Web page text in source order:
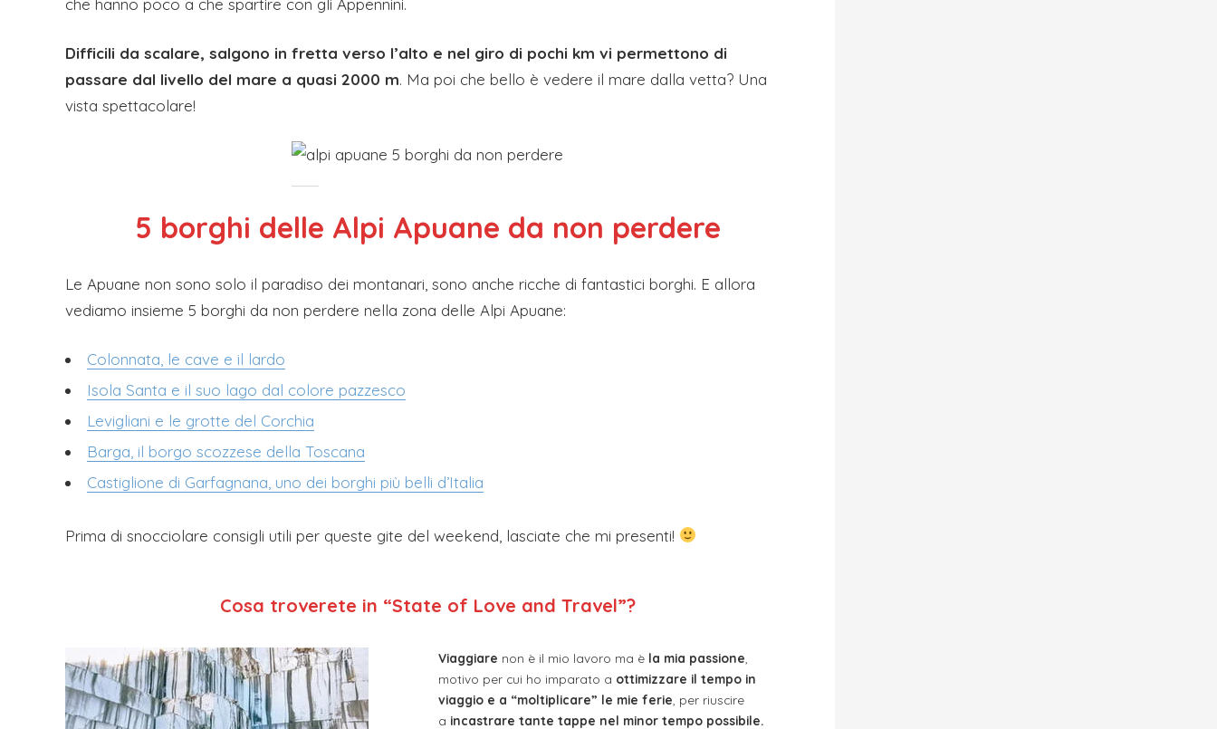
che hanno poco a che spartire con gli Appennini.
Difficili da scalare, salgono in fretta verso l’alto e nel giro di pochi km vi permettono di
passare dal livello del mare a quasi 2000 m. Ma poi che bello è vedere il mare dalla vetta? Una
vista spettacolare!
5 borghi delle Alpi Apuane da non perdere
Le Apuane non sono solo il paradiso dei montanari, sono anche ricche di fantastici borghi. E allora
vediamo insieme 5 borghi da non perdere nella zona delle Alpi Apuane:
Colonnata, le cave e il lardo
Isola Santa e il suo lago dal colore pazzesco
Levigliani e le grotte del Corchia
Barga, il borgo scozzese della Toscana
Castiglione di Garfagnana, uno dei borghi più belli d’Italia
Prima di snocciolare consigli utili per queste gite del weekend, lasciate che mi presenti!
Cosa troverete in “State of Love and Travel”?
Viaggiare non è il mio lavoro ma è la mia passione
motivo per cui ho imparato a ottimizzare il tempo in
viaggio e a “moltiplicare” le mie ferie , per riuscire
a incastrare tante tappe nel minor tempo possibile.